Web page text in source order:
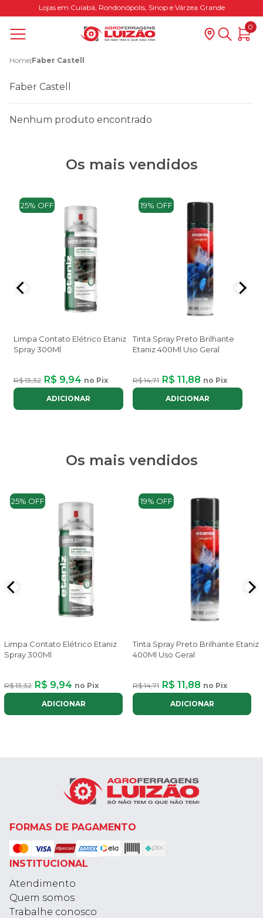
Lojas em Cuiabá, Rondonópolis, Sinop e Várzea Grande
0
Home|Faber Castell
Faber Castell
Nenhum produto encontrado
Os mais vendidos
25% OFF
Limpa Contato Elétrico Etaniz
Spray 300Ml
R$ 13,32 R$ 9,94 no Pix
ADICIONAR
19% OFF
Tinta Spray Preto Brilhante
Etaniz 400Ml Uso Geral
R$ 14,71 R$ 11,88 no Pix
ADICIONAR
Os mais vendidos
25% OFF
Limpa Contato Elétrico Etaniz
Spray 300Ml
R$ 13,32 R$ 9,94 no Pix
ADICIONAR
19% OFF
Tinta Spray Preto Brilhante Etaniz
400Ml Uso Geral
R$ 14,71 R$ 11,88 no Pix
ADICIONAR
FORMAS DE PAGAMENTO
INSTITUCIONAL
Atendimento
Quem somos
Trabalhe conosco